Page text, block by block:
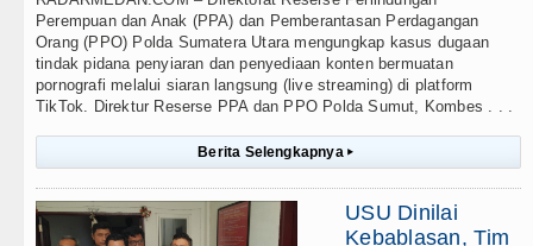
Perempuan dan Anak (PPA) dan Pemberantasan Perdagangan
Orang (PPO) Polda Sumatera Utara mengungkap kasus dugaan
tindak pidana penyiaran dan penyediaan konten bermuatan
pornografi melalui siaran langsung (live streaming) di platform
TikTok. Direktur Reserse PPA dan PPO Polda Sumut, Kombes . . .
Berita Selengkapnya ▸
USU Dinilai
Kebablasan, Tim